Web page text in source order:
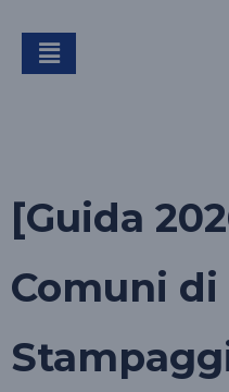
Tag:
[Guida
Comuni di